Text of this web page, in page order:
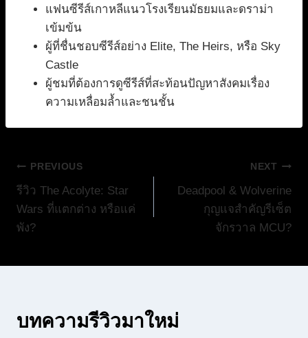
แฟนซีรีส์เกาหลีแนวโรงเรียนมัธยมและดราม่า
เข้มข้น
ผู้ที่ชื่นชอบซีรีส์อย่าง Elite, The Heirs, หรือ Sky
Castle
ผู้ชมที่ต้องการดูซีรีส์ที่สะท้อนปัญหาสังคมเรื่อง
ความเหลื่อมล้ำและชนชั้น
แนะแนว
เรื่อง
PREVIOUS
รีวิว The Acolyte: Star
Wars ที่แตกต่าง หรือแค่
พัง?
NEXT
Deadpool & Wolverine
กุญแจสำคัญรีเซ็ต
จักรวาล MCU?
บทความรีวิวมาใหม่